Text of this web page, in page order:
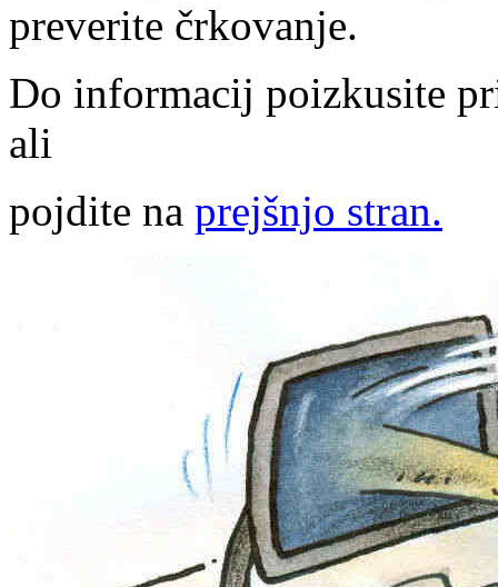
preverite črkovanje.
Do informacij poizkusite
ali
pojdite na prejšnjo stran.